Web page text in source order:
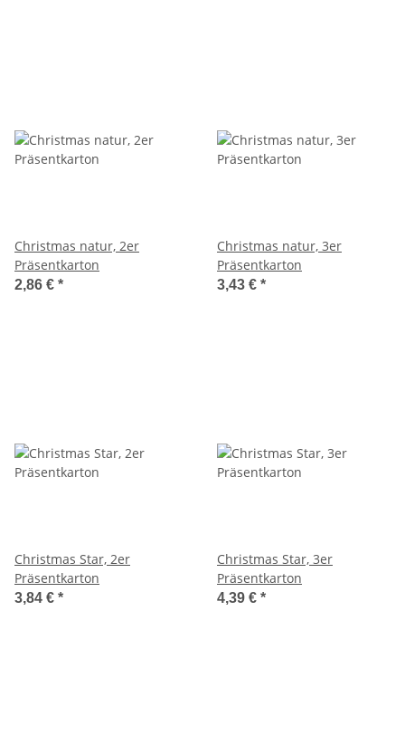
Christmas natur, 2er
Präsentkarton
2,86 € *
Christmas natur, 3er
Präsentkarton
3,43 € *
Christmas Star, 2er
Präsentkarton
3,84 € *
Christmas Star, 3er
Präsentkarton
4,39 € *